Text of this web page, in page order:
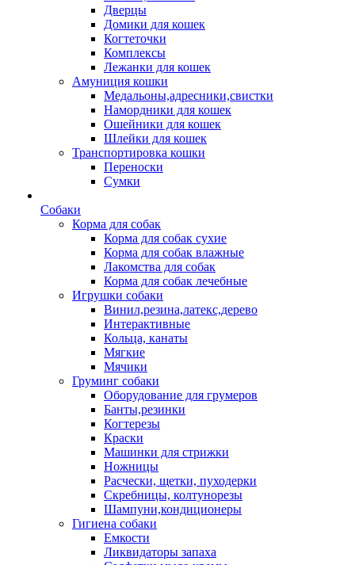
Дверцы
Домики для кошек
Когтеточки
Комплексы
Лежанки для кошек
Амуниция кошки
Медальоны,адресники,свистки
Намордники для кошек
Ошейники для кошек
Шлейки для кошек
Транспортировка кошки
Переноски
Сумки
Собаки
Корма для собак
Корма для собак сухие
Корма для собак влажные
Лакомства для собак
Корма для собак лечебные
Игрушки собаки
Винил,резина,латекс,дерево
Интерактивные
Кольца, канаты
Мягкие
Мячики
Груминг собаки
Оборудование для грумеров
Банты,резинки
Когтерезы
Краски
Машинки для стрижки
Ножницы
Расчески, щетки, пуходерки
Скребницы, колтунорезы
Шампуни,кондиционеры
Гигиена собаки
Емкости
Ликвидаторы запаха